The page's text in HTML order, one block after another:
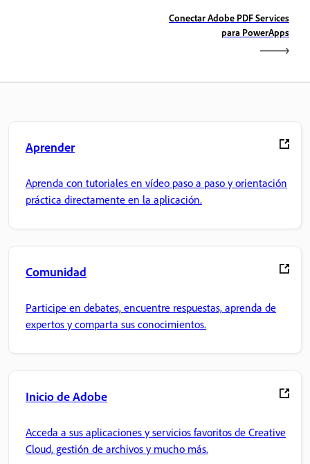
Conectar Adobe PDF Services
para PowerApps
Aprender
Aprenda con tutoriales en vídeo paso a paso y orientación
práctica directamente en la aplicación.
Comunidad
Participe en debates, encuentre respuestas, aprenda de
expertos y comparta sus conocimientos.
Inicio de Adobe
Acceda a sus aplicaciones y servicios favoritos de Creative
Cloud, gestión de archivos y mucho más.